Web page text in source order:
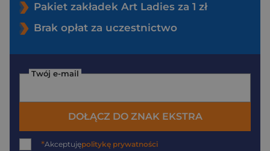
Pakiet zakładek Art Ladies za 1 zł
Brak opłat za uczestnictwo
Twój e-mail
DOŁĄCZ DO ZNAK EKSTRA
*Akceptujępolitykę prywatności